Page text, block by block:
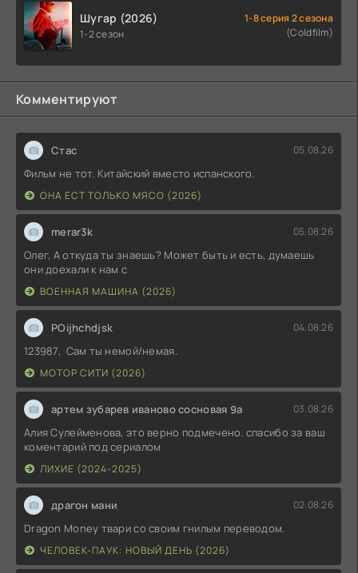
Шугар (2026)
1-2 сезон
1-8 серия 2 сезона
(Coldfilm)
Комментируют
Стас 05.08.26
Фильм не тот. Китайский вместо испанского.
ОНА ЕСТ ТОЛЬКО МЯСО (2026)
merar3k 05.08.26
Олег, А откуда ты знаешь? Может быть и есть, думаешь
они доехали к нам с
ВОЕННАЯ МАШИНА (2026)
POijhchdjsk 04.08.26
123987, Сам ты немой/немая.
МОТОР СИТИ (2026)
артем зубарев иваново сосновая 9а 03.08.26
Алия Сулейменова, это верно подмечено. спасибо за ваш
коментарий под сериалом
ЛИХИЕ (2024-2025)
драгон мани 02.08.26
Dragon Money твари со своим гнилым переводом.
ЧЕЛОВЕК-ПАУК: НОВЫЙ ДЕНЬ (2026)